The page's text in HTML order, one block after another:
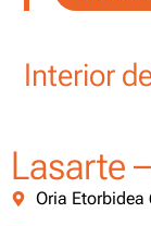
Interior
Lasarte
Oria Etorbidea